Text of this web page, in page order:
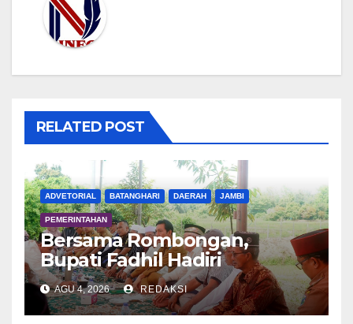
RELATED POST
ADVETORIAL BATANGHARI DAERAH JAMBI
PEMERINTAHAN
Bersama Rombongan,
Bupati Fadhil Hadiri
Syukuran Tanam Padi di
Terusan
AGU 4, 2026 REDAKSI